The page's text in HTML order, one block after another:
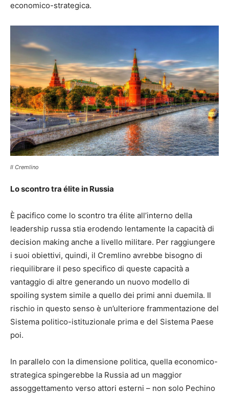
economico-strategica.
Il Cremlino
Lo scontro tra élite in Russia
È pacifico come lo scontro tra élite all’interno della
leadership russa stia erodendo lentamente la capacità di
decision making anche a livello militare. Per raggiungere
i suoi obiettivi, quindi, il Cremlino avrebbe bisogno di
riequilibrare il peso specifico di queste capacità a
vantaggio di altre generando un nuovo modello di
spoiling system simile a quello dei primi anni duemila. Il
rischio in questo senso è un’ulteriore frammentazione del
Sistema politico-istituzionale prima e del Sistema Paese
poi.
In parallelo con la dimensione politica, quella economico-
strategica spingerebbe la Russia ad un maggior
assoggettamento verso attori esterni – non solo Pechino